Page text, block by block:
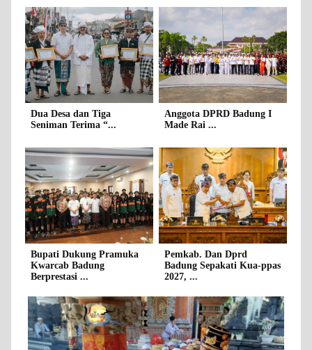
Dua Desa dan Tiga
Seniman Terima “...
Anggota DPRD Badung I
Made Rai ...
Bupati Dukung Pramuka
Kwarcab Badung
Berprestasi ...
Pemkab. Dan Dprd
Badung Sepakati Kua-ppas
2027, ...